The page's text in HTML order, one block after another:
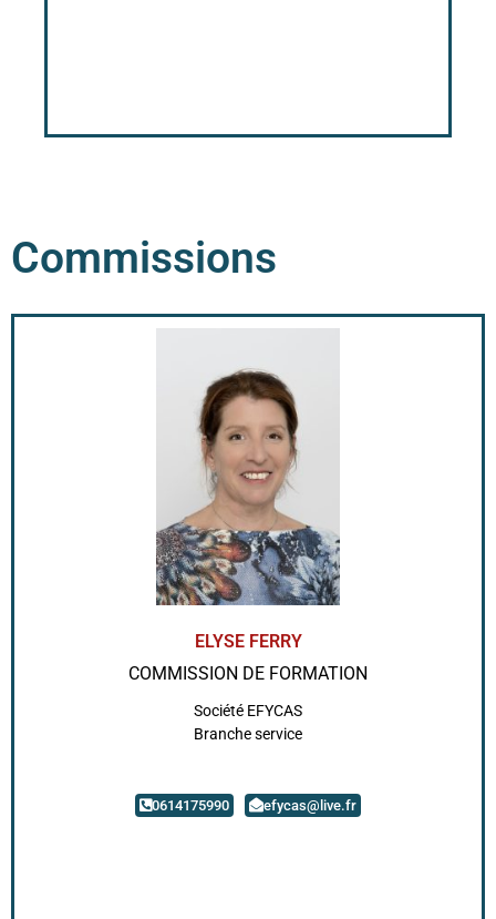
Commissions
ELYSE FERRY
COMMISSION DE FORMATION
Société EFYCAS
Branche service
0614175990 efycas@live.fr